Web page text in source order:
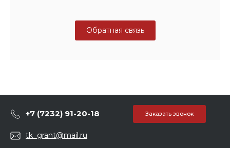
Обратная связь
+7 (7232) 91-20-18 Заказать звонок
tk_grant@mail.ru